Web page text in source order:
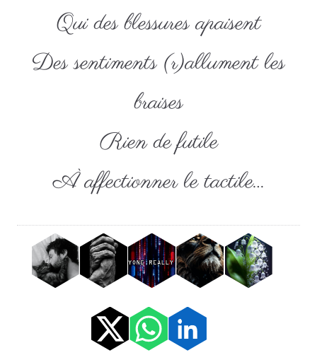
Qui des blessures apaisent
Des sentiments (r)allument les
braises
Rien de futile
À affectionner le tactile…